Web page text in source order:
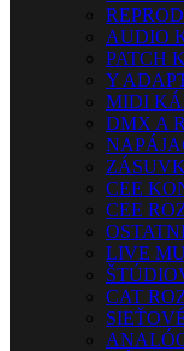
AUDIO
PATCH
Y
MIDI
DMX A
CEE
CEE
LIVE
CAT